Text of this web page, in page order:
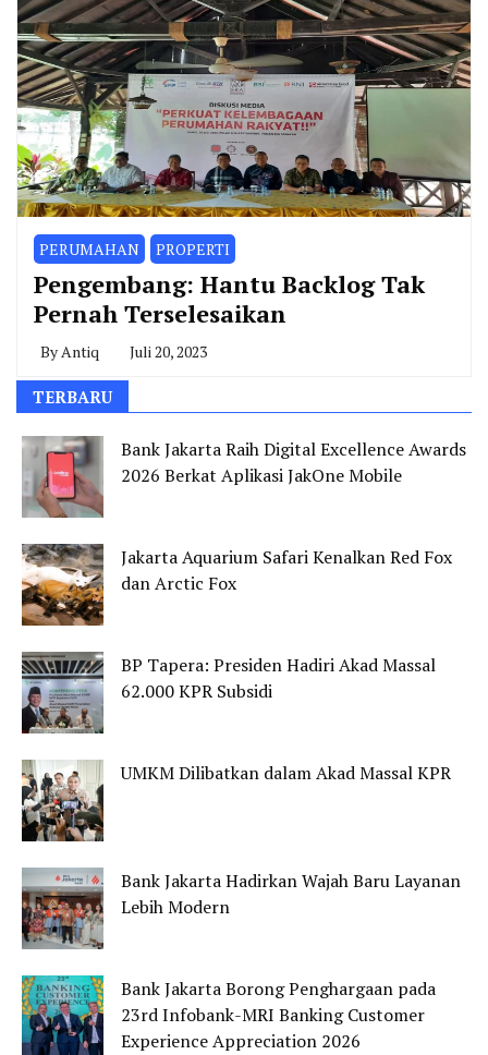
PERUMAHAN PROPERTI
Pengembang: Hantu Backlog Tak
Pernah Terselesaikan
ByAntiq Juli 20, 2023
TERBARU
Bank Jakarta Raih Digital Excellence Awards
2026 Berkat Aplikasi JakOne Mobile
Jakarta Aquarium Safari Kenalkan Red Fox
dan Arctic Fox
BP Tapera: Presiden Hadiri Akad Massal
62.000 KPR Subsidi
UMKM Dilibatkan dalam Akad Massal KPR
Bank Jakarta Hadirkan Wajah Baru Layanan
Lebih Modern
Bank Jakarta Borong Penghargaan pada
23rd Infobank-MRI Banking Customer
Experience Appreciation 2026